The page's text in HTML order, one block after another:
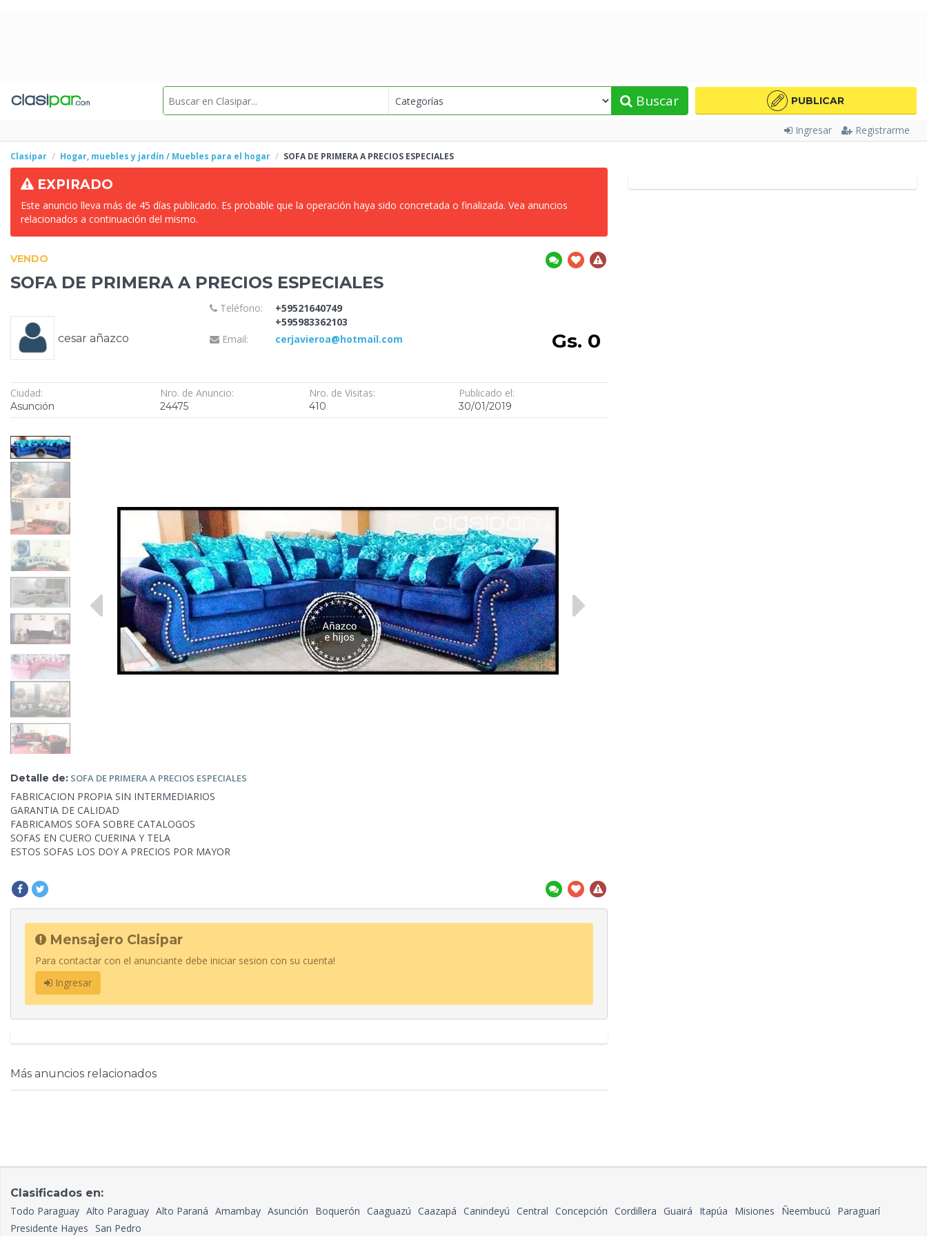
Buscar PUBLICAR
Ingresar Registrarme
Clasipar Hogar, muebles y jardín / Muebles para el hogar SOFA DE PRIMERA A PRECIOS ESPECIALES
EXPIRADO
Este anuncio lleva más de 45 días publicado. Es probable que la operación haya sido concretada o finalizada. Vea anuncios
relacionados a continuación del mismo.
VENDO
SOFA DE PRIMERA A PRECIOS ESPECIALES
cesar añazco
Teléfono:
+59521640749
+595983362103
Email:
cerjavieroa@hotmail.com Gs. 0
Ciudad:
Asunción
Nro. de Anuncio:
24475
Nro. de Visitas:
410
Publicado el:
30/01/2019
Detalle de: SOFA DE PRIMERA A PRECIOS ESPECIALES
FABRICACION PROPIA SIN INTERMEDIARIOS
GARANTIA DE CALIDAD
FABRICAMOS SOFA SOBRE CATALOGOS
SOFAS EN CUERO CUERINA Y TELA
ESTOS SOFAS LOS DOY A PRECIOS POR MAYOR
Mensajero Clasipar
Para contactar con el anunciante debe iniciar sesion con su cuenta!
Ingresar
Más anuncios relacionados
Clasificados en:
Todo Paraguay Alto Paraguay Alto Paraná Amambay Asunción Boquerón Caaguazú Caazapá Canindeyú Central Concepción Cordillera Guairá Itapúa Misiones Ñeembucú
Paraguarí
Presidente Hayes San Pedro